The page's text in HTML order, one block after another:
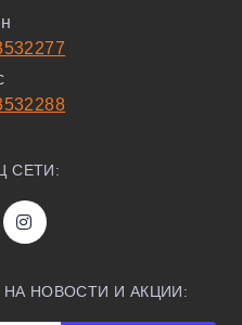
СЕТИ:
НОВОСТИ И АКЦИИ: